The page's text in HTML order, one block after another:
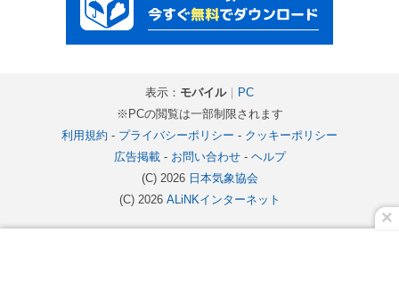
×
表示： モバイル｜
PC
※PCの閲覧は一部制限されます
利用規約 - プライバシーポリシー - クッキーポリシー
広告掲載- お問い合わせ- ヘルプ
(C) 2026 日本気象協会
(C) 2026 ALiNKインターネット